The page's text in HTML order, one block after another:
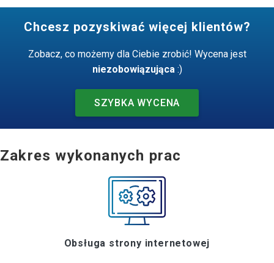
Chcesz pozyskiwać więcej klientów?
Zobacz, co możemy dla Ciebie zrobić! Wycena jest
niezobowiązująca :)
SZYBKA WYCENA
Zakres wykonanych prac
Obsługa strony internetowej